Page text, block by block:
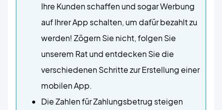
Ihre Kunden schaffen und sogar Werbung
auf Ihrer App schalten, um dafür bezahlt zu
werden! Zögern Sie nicht, folgen Sie
unserem Rat und entdecken Sie die
verschiedenen Schritte zur Erstellung einer
mobilen App.
Die Zahlen für Zahlungsbetrug steigen